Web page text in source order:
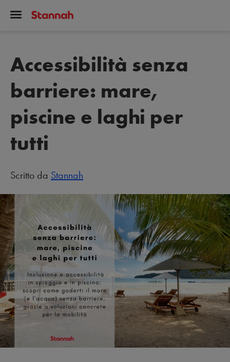
Accessibilità senza
barriere: mare,
piscine e laghi per
tutti
Scritto da Stannah